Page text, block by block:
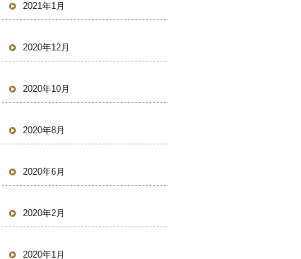
2021年1月
2020年12月
2020年10月
2020年8月
2020年6月
2020年2月
2020年1月